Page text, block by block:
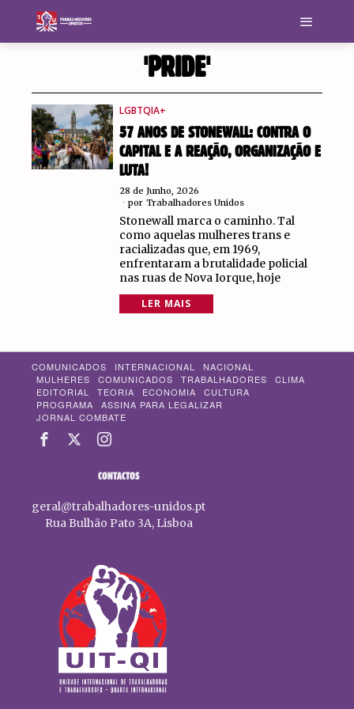
'PRIDE'
LGBTQIA+
57 ANOS DE STONEWALL: CONTRA O
CAPITAL E A REAÇÃO, ORGANIZAÇÃO E
LUTA!
28 de Junho, 2026
por Trabalhadores Unidos
Stonewall marca o caminho. Tal
como aquelas mulheres trans e
racializadas que, em 1969,
enfrentaram a brutalidade policial
nas ruas de Nova Iorque, hoje
LER MAIS
COMUNICADOS INTERNACIONAL
NACIONAL
MULHERES
COMUNICADOS TRABALHADORES
CLIMA
EDITORIAL
TEORIA ECONOMIA
CULTURA
PROGRAMA
ASSINA PARA LEGALIZAR
JORNAL COMBATE
CONTACTOS
geral@trabalhadores-unidos.pt
Rua Bulhão Pato 3A, Lisboa